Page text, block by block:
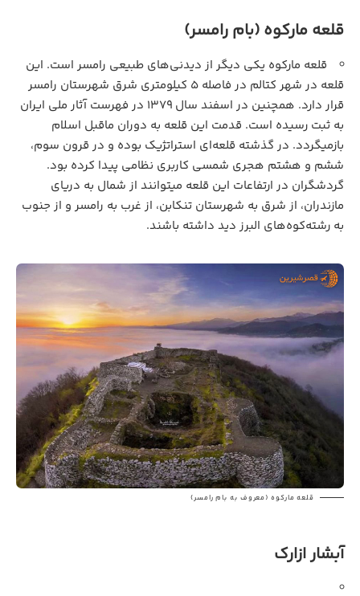
قلعه مارکوه (بام رامسر)
قلعه مارکوه یکی دیگر از دیدنی‌های طبیعی رامسر است. این
قلعه در شهر کتالم در فاصله ۵ کیلومتری شرق شهرستان رامسر
قرار دارد. همچنین در اسفند سال ۱۳۷۹ در فهرست آثار ملی ایران
به ثبت رسیده است. قدمت این قلعه به دوران ماقبل اسلام
بازمیگردد. در گذشته قلعه‌ای استراتژیک بوده و در قرون سوم،
ششم و هشتم هجری شمسی کاربری نظامی پیدا کرده بود.
گردشگران در ارتفاعات این قلعه میتوانند از شمال به دریای
مازندران، از شرق به شهرستان تنکابن، از غرب به رامسر و از جنوب
به رشته‌کوه‌های البرز دید داشته باشند.
قلعه مارکوه (معروف به بام رامسر)
آبشار ازارک